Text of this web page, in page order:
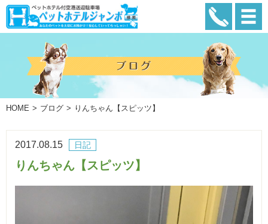
HOME ブログ りんちゃん【スピッツ】
日記
2017.08.15
りんちゃん【スピッツ】